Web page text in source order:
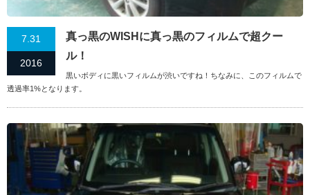
7.31
2016
真っ黒のWISHに真っ黒のフィルムで超クー
ル！
黒いボディに黒いフィルムが渋いですね！ちなみに、このフィルムで
透過率1%となります。